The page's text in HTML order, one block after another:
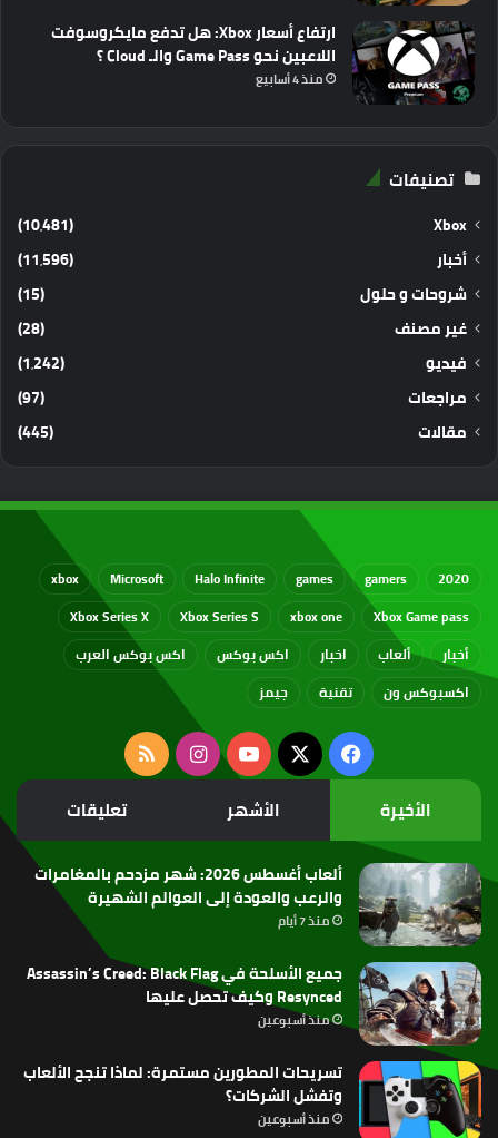
ارتفاع أسعار Xbox: هل تدفع مايكروسوفت
اللاعبين نحو Game Pass والـ Cloud ؟
منذ 4 أسابيع
تصنيفات
Xbox
(10٬481)
أخبار
(11٬596)
شروحات و حلول
(15)
غير مصنف
(28)
فيديو
(1٬242)
مراجعات
(97)
مقالات
(445)
2020
gamers
games
Halo Infinite
Microsoft
xbox
Xbox Game pass
xbox one
Xbox Series S
Xbox Series X
أخبار
ألعاب اخبار اكس بوكس
اكس بوكس العرب
اكسبوكس ون
تقنية جيمز
فيسبوك
‫X
‫YouTubeانستقرامملخص
الموقع
RSS
الأخيرة الأشهر تعليقات
ألعاب أغسطس 2026: شهر مزدحم بالمغامرات
والرعب والعودة إلى العوالم الشهيرة
منذ 7 أيام
جميع الأسلحة في Assassin’s Creed: Black Flag
Resynced وكيف تحصل عليها
منذ أسبوعين
تسريحات المطورين مستمرة: لماذا تنجح الألعاب
وتفشل الشركات؟
منذ أسبوعين